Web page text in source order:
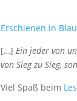
Erschienen in
[…]Ein jeder von
von Sieg zu Sieg,
Viel Spaß beim